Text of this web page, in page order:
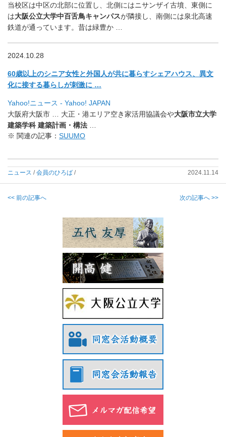
当校区は中区の北部に位置し、北側にはニサンザイ古墳、東側に
は大阪公立大学中百舌鳥キャンパスが隣接し、 南側には泉北高速
鉄道が通っています。昔は緑豊か …
2024.10.28
60歳以上のシニア女性と外国人が共に暮らすシェアハウス、 異文
化に接する暮らしが刺激に …
Yahoo!ニュース - Yahoo! JAPAN
大阪府大阪市 … 大正・港エリア空き家活用協議会や大阪市立大学
建築学科 建築計画・構法 …
※ 関連の記事： SUUMO
ニュース /会員のひろば / 2024.11.14
<< 前の記事へ 次の記事へ >>